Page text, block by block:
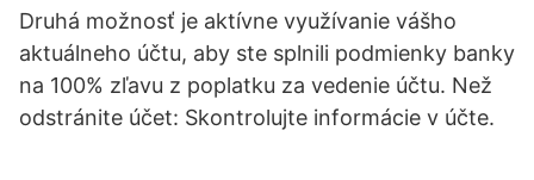
Druhá možnosť je aktívne využívanie vášho
aktuálneho účtu, aby ste splnili podmienky banky
na 100% zľavu z poplatku za vedenie účtu. Než
odstránite účet: Skontrolujte informácie v účte.